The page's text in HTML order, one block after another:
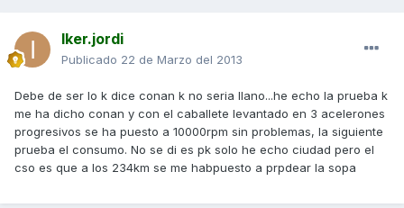
Iker.jordi
Publicado 22 de Marzo del 2013
Debe de ser lo k dice conan k no seria llano...he echo la prueba k
me ha dicho conan y con el caballete levantado en 3 acelerones
progresivos se ha puesto a 10000rpm sin problemas, la siguiente
prueba el consumo. No se di es pk solo he echo ciudad pero el
cso es que a los 234km se me habpuesto a prpdear la sopa